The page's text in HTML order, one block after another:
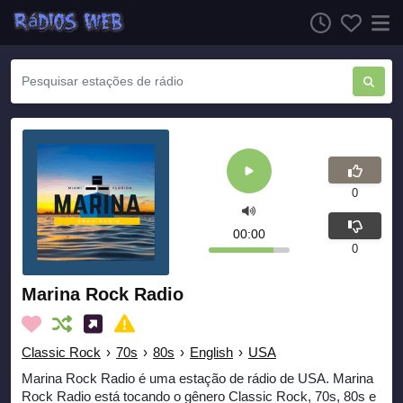
Marina Rock Radio
Classic Rock › 70s › 80s › English › USA
Marina Rock Radio é uma estação de rádio de USA. Marina
Rock Radio está tocando o gênero Classic Rock, 70s, 80s e
00:00
0
0